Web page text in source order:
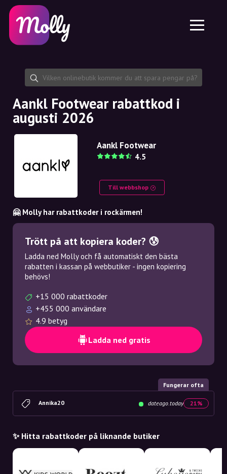
Hudvård
Hårvård
Dela rabattkod
Funktioner
Jobb
Om oss
Samarbete
Plattform
Molly till iPhone och iPad
Molly till Android
SE
EN
SE
NO
NL
Aankl Footwear rabattkod i
augusti 2026
Aankl Footwear
4.5
Till webbshop
🤗 Molly har rabattkoder i rockärmen!
Trött på att kopiera koder? 😰
Ladda ned Molly och få automatiskt den bästa
rabatten i kassan på webbutiker - ingen kopiering
behövs!
+15 000 rabattkoder
+455 000 användare
4.9 betyg
Ladda ned gratis
Fungerar ofta
Annika20 dateago.today 21%
✨ Hitta rabattkoder på liknande butiker